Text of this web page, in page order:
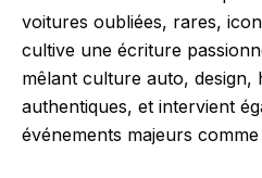
voitures oubliées, rares,
cultive une écriture
mêlant culture auto, design,
authentiques, et intervient
événements majeurs